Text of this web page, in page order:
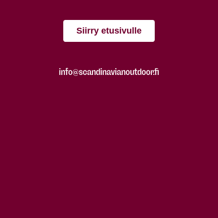
Siirry etusivulle
info@scandinavianoutdoor.fi